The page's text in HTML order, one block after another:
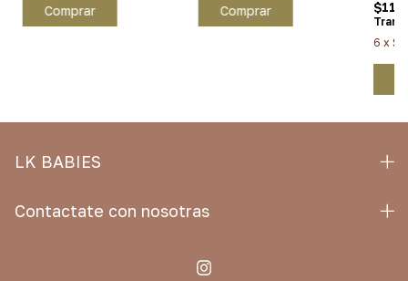
Comprar Comprar
6 x
LK BABIES
Contactate con nosotras